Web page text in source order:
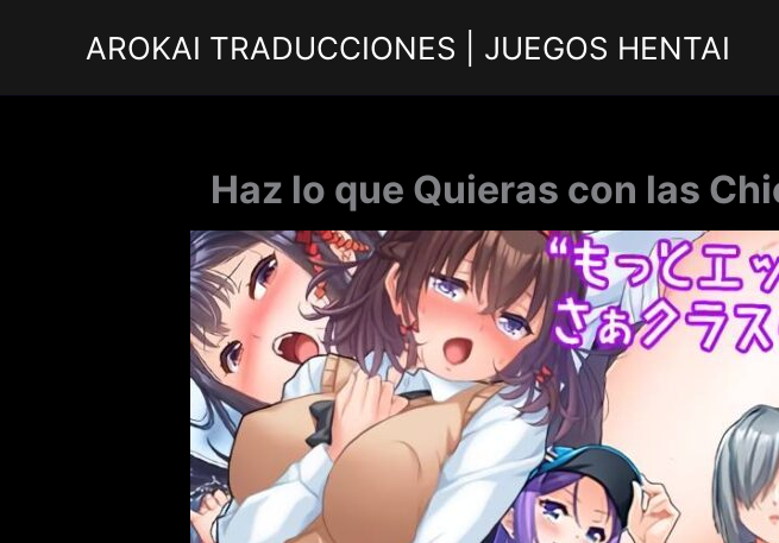
AROKAI TRADUCCIONES | JUEGOS HENTAI
Haz lo que Quieras con las